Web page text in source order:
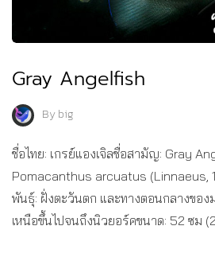
Gray Angelfish
Bybig
ชื่อไทย: เกรย์แองเจิลชื่อสามัญ: Gray
Pomacanthus arcuatus (Linnaeus,
พันธุ์: ฝั่งตะวันตก และทางตอนกลางขอ
เหนือขึ้นไปจนถึงนิวยอร์คขนาด: 52 ซม